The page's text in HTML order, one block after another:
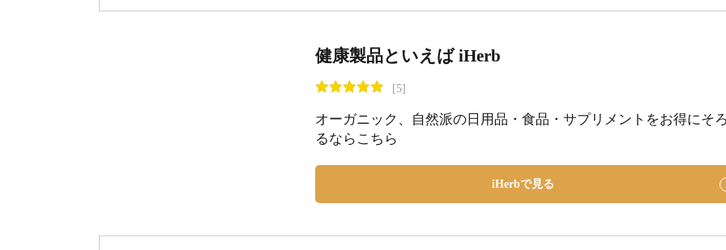
健康製品といえば iHerb
[5]
オーガニック、自然派の日用品・食品・サプリメントをお得にそ
るならこちら
iHerbで見る